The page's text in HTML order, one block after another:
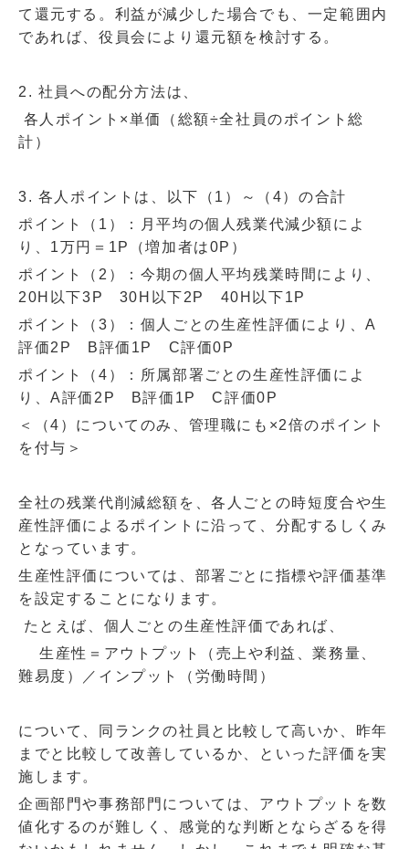
て還元する。利益が減少した場合でも、一定範囲内
であれば、役員会により還元額を検討する。
2. 社員への配分方法は、
各人ポイント×単価（総額÷全社員のポイント総
計）
3. 各人ポイントは、以下（1）～（4）の合計
ポイント（1）：月平均の個人残業代減少額によ
り、1万円＝1P（増加者は0P）
ポイント（2）：今期の個人平均残業時間により、
20H以下3P 30H以下2P 40H以下1P
ポイント（3）：個人ごとの生産性評価により、A
評価2P B評価1P C評価0P
ポイント（4）：所属部署ごとの生産性評価によ
り、A評価2P B評価1P C評価0P
＜（4）についてのみ、管理職にも×2倍のポイント
を付与＞
全社の残業代削減総額を、各人ごとの時短度合や生
産性評価によるポイントに沿って、分配するしくみ
となっています。
生産性評価については、部署ごとに指標や評価基準
を設定することになります。
たとえば、個人ごとの生産性評価であれば、
生産性＝アウトプット（売上や利益、業務量、
難易度）／インプット（労働時間）
について、同ランクの社員と比較して高いか、昨年
までと比較して改善しているか、といった評価を実
施します。
企画部門や事務部門については、アウトプットを数
値化するのが難しく、感覚的な判断とならざるを得